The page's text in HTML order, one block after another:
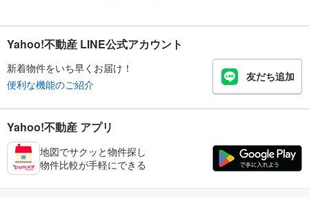
Yahoo!不動産 LINE公式アカウント
新着物件をいち早くお届け！
便利な機能のご紹介
友だち追加
Yahoo!不動産 アプリ
地図でサクッと物件探し
物件比較が手軽にできる